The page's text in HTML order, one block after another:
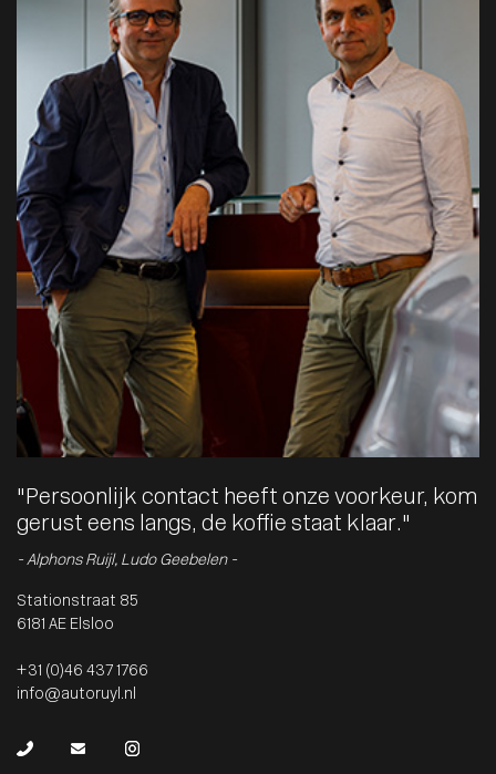
"Persoonlijk contact heeft onze voorkeur, kom
gerust eens langs, de koffie staat klaar."
- Alphons Ruijl, Ludo Geebelen -
Stationstraat 85
6181 AE Elsloo
+31 (0)46 437 1766
info@autoruyl.nl